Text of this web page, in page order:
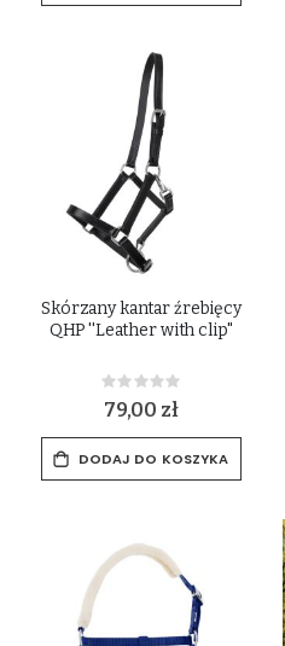
Skórzany kantar źrebięcy
QHP ''Leather with clip''
Rating:
0%
79,00 zł
DODAJ DO KOSZYKA